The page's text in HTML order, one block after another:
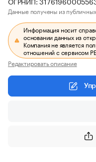
Данные получены из
Информация носит
основании данных из
Компания не является
отношений с сервисом
Редактировать описание